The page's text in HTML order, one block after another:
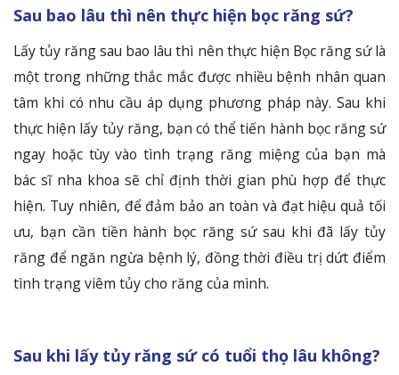
Sau bao lâu thì nên thực hiện bọc răng sứ?
Lấy tủy răng sau bao lâu thì nên thực hiện Bọc răng sứ là
một trong những thắc mắc được nhiều bệnh nhân quan
tâm khi có nhu cầu áp dụng phương pháp này. Sau khi
thực hiện lấy tủy răng, bạn có thể tiến hành bọc răng sứ
ngay hoặc tùy vào tình trạng răng miệng của bạn mà
bác sĩ nha khoa sẽ chỉ định thời gian phù hợp để thực
hiện. Tuy nhiên, để đảm bảo an toàn và đạt hiệu quả tối
ưu, bạn cần tiền hành bọc răng sứ sau khi đã lấy tủy
răng để ngăn ngừa bệnh lý, đồng thời điều trị dứt điểm
tình trạng viêm tủy cho răng của mình.
Sau khi lấy tủy răng sứ có tuổi thọ lâu không?